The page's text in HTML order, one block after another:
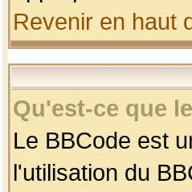
Revenir en haut
Qu'est-ce que
Le BBCode est
l'utilisation du